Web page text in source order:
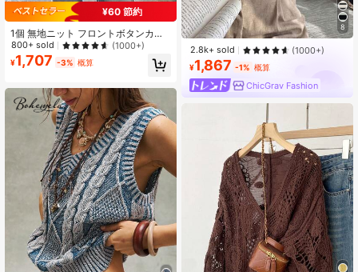
¥60 節約
1個 無地ニット フロントボタンカー
ディガン、春夏の日常着に軽量、ブ
ラック、シック&エレガントな秋
800+ sold (1000+)
¥1,707 -3% 概算
8
2.8k+ sold (1000+)
¥1,867 -1% 概算
ChicGrav Fashion